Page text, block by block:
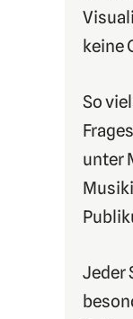
keine
So
unter
Jeder